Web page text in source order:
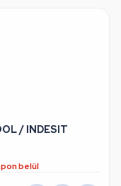
/ INDESIT
belül